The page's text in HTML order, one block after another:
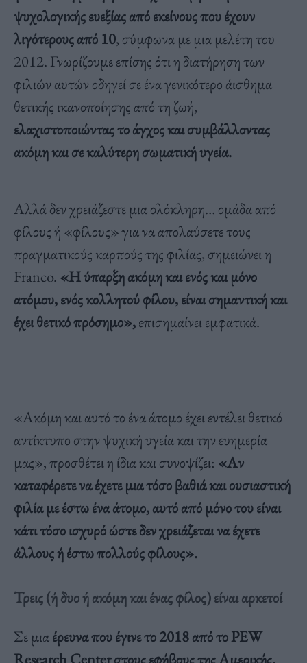
ψυχολογικής ευεξίας από εκείνους που έχουν
λιγότερους από 10, σύμφωνα με μια μελέτη του
2012. Γνωρίζουμε επίσης ότι η διατήρηση των
φιλιών αυτών οδηγεί σε ένα γενικότερο άισθημα
θετικής ικανοποίησης από τη ζωή,
ελαχιστοποιώντας το άγχος και συμβάλλοντας
ακόμη και σε καλύτερη σωματική υγεία.
Αλλά δεν χρειάζεστε μια ολόκληρη… ομάδα από
φίλους ή «φίλους» για να απολαύσετε τους
πραγματικούς καρπούς της φιλίας, σημειώνει η
Franco. «Η ύπαρξη ακόμη και ενός και μόνο
ατόμου, ενός κολλητού φίλου, είναι σημαντική και
έχει θετικό πρόσημο»,επισημαίνει εμφατικά.
«Ακόμη και αυτό το ένα άτομο έχει εντέλει θετικό
αντίκτυπο στην ψυχική υγεία και την ευημερία
μας», προσθέτει η ίδια και συνοψίζει: «Αν
καταφέρετε να έχετε μια τόσο βαθιά και ουσιαστική
φιλία με έστω ένα άτομο, αυτό από μόνο του είναι
κάτι τόσο ισχυρό ώστε δεν χρειάζεται να έχετε
άλλους ή έστω πολλούς φίλους».
Τρεις (ή δυο ή ακόμη και ένας φίλος) είναι αρκετοί
Σε μιαέρευνα που έγινε το 2018 από το PEW